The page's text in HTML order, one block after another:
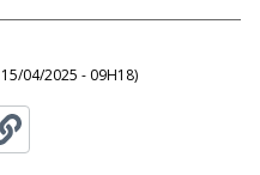
15/04/2025 - 09H18)